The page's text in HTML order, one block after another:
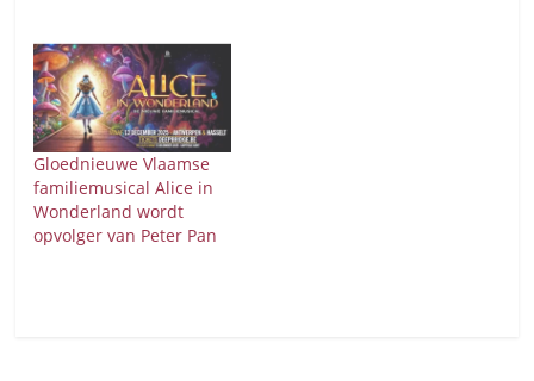
Gloednieuwe Vlaamse
familiemusical Alice in
Wonderland wordt
opvolger van Peter Pan